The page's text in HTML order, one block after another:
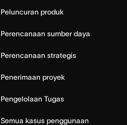
Peluncuran produk
Perencanaan sumber daya
Perencanaan strategis
Penerimaan proyek
Pengelolaan Tugas
Semua kasus penggunaan